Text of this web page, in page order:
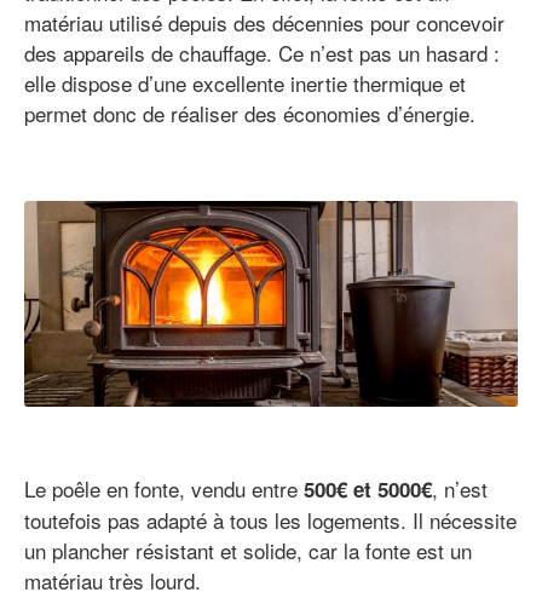
matériau utilisé depuis des décennies pour concevoir
des appareils de chauffage. Ce n’est pas un hasard :
elle dispose d’une excellente inertie thermique et
permet donc de réaliser des économies d’énergie.
Le poêle en fonte, vendu entre 500€ et 5000€, n’est
toutefois pas adapté à tous les logements. Il nécessite
un plancher résistant et solide, car la fonte est un
matériau très lourd.